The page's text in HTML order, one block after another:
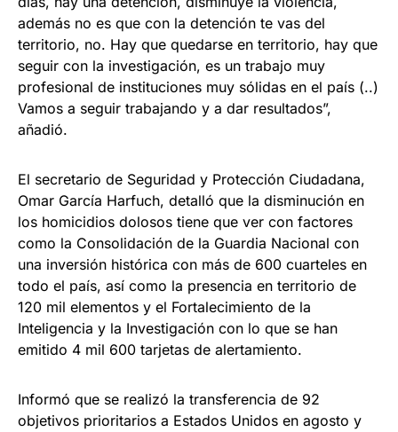
además no es que con la detención te vas del
territorio, no. Hay que quedarse en territorio, hay que
seguir con la investigación, es un trabajo muy
profesional de instituciones muy sólidas en el país (..)
Vamos a seguir trabajando y a dar resultados”,
añadió.
El secretario de Seguridad y Protección Ciudadana,
Omar García Harfuch, detalló que la disminución en
los homicidios dolosos tiene que ver con factores
como la Consolidación de la Guardia Nacional con
una inversión histórica con más de 600 cuarteles en
todo el país, así como la presencia en territorio de
120 mil elementos y el Fortalecimiento de la
Inteligencia y la Investigación con lo que se han
emitido 4 mil 600 tarjetas de alertamiento.
Informó que se realizó la transferencia de 92
objetivos prioritarios a Estados Unidos en agosto y